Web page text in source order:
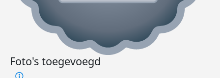
Foto's toegevoegd